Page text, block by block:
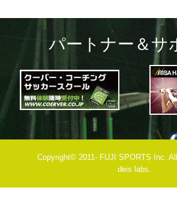
パートナー＆サ
Copyright© 2011- FUJI SPORTS Inc.
deis labs.